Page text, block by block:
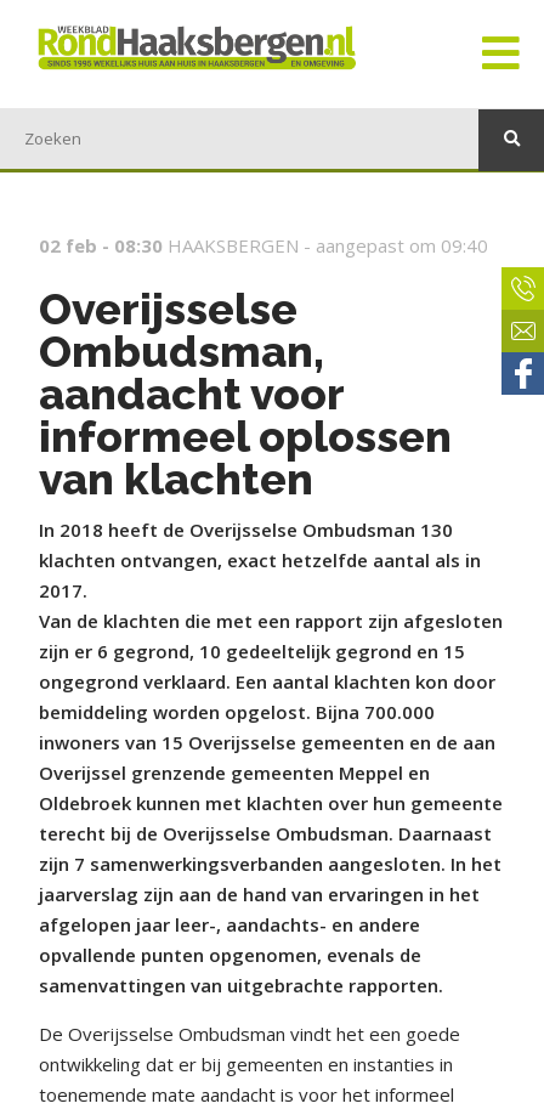
02 feb - 08:30 HAAKSBERGEN - aangepast om 09:40
Overijsselse
Ombudsman,
aandacht voor
informeel oplossen
van klachten
In 2018 heeft de Overijsselse Ombudsman 130
klachten ontvangen, exact hetzelfde aantal als in
2017.
Van de klachten die met een rapport zijn afgesloten
zijn er 6 gegrond, 10 gedeeltelijk gegrond en 15
ongegrond verklaard. Een aantal klachten kon door
bemiddeling worden opgelost. Bijna 700.000
inwoners van 15 Overijsselse gemeenten en de aan
Overijssel grenzende gemeenten Meppel en
Oldebroek kunnen met klachten over hun gemeente
terecht bij de Overijsselse Ombudsman. Daarnaast
zijn 7 samenwerkingsverbanden aangesloten. In het
jaarverslag zijn aan de hand van ervaringen in het
afgelopen jaar leer-, aandachts- en andere
opvallende punten opgenomen, evenals de
samenvattingen van uitgebrachte rapporten.
De Overijsselse Ombudsman vindt het een goede
ontwikkeling dat er bij gemeenten en instanties in
toenemende mate aandacht is voor het informeel